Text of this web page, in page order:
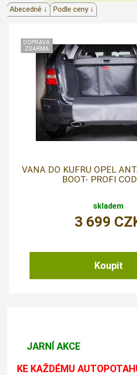
Abecedně ↓ Podle ceny ↓
VANA DO KUFRU OPEL
BOOT- PROFI
skladem
3 699
JARNÍ AKCE
KE KAŽDÉMU